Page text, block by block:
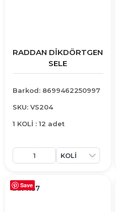
RADDAN DİKDÖRTGEN
SELE
Barkod: 8699462250997
SKU: VS204
1 KOLİ : 12 adet
Save